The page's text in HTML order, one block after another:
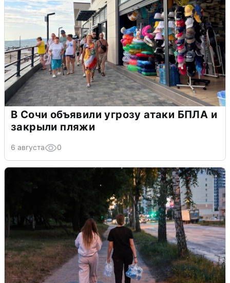
В Сочи объявили угрозу атаки БПЛА и
закрыли пляжи
6 августа 0